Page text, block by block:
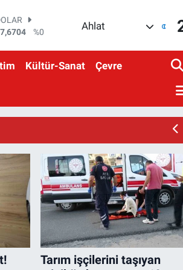
%0
%0.16
Ahlat
Kültür-Sanat Çevre
Tarım işçilerini taşıyan